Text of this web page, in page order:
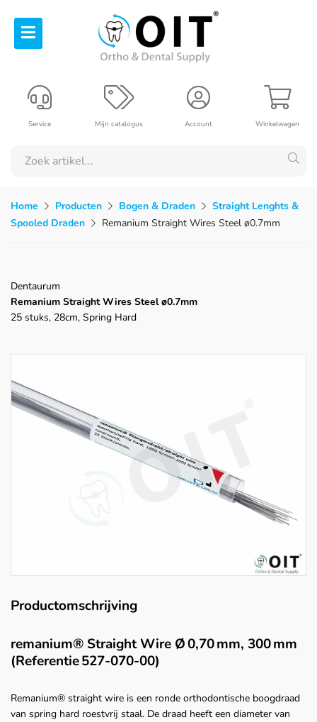
Winkelwagen
Account
Mijn catalogus
Service
Home Producten Bogen & Draden
Straight Lenghts &
Spooled Draden
Remanium Straight Wires Steel ø0.7mm
Dentaurum
Remanium Straight Wires Steel ø0.7mm
25 stuks, 28cm, Spring Hard
Productomschrijving
remanium® Straight Wire Ø 0,70 mm, 300 mm
(Referentie 527‑070‑00)
Remanium® straight wire is een ronde orthodontische boogdraad
van spring hard roestvrij staal. De draad heeft een diameter van